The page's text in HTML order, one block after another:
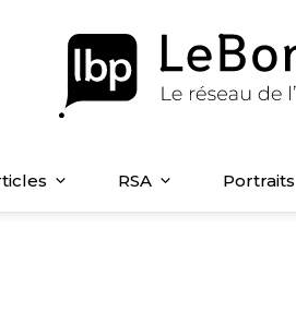
RSA Portraits